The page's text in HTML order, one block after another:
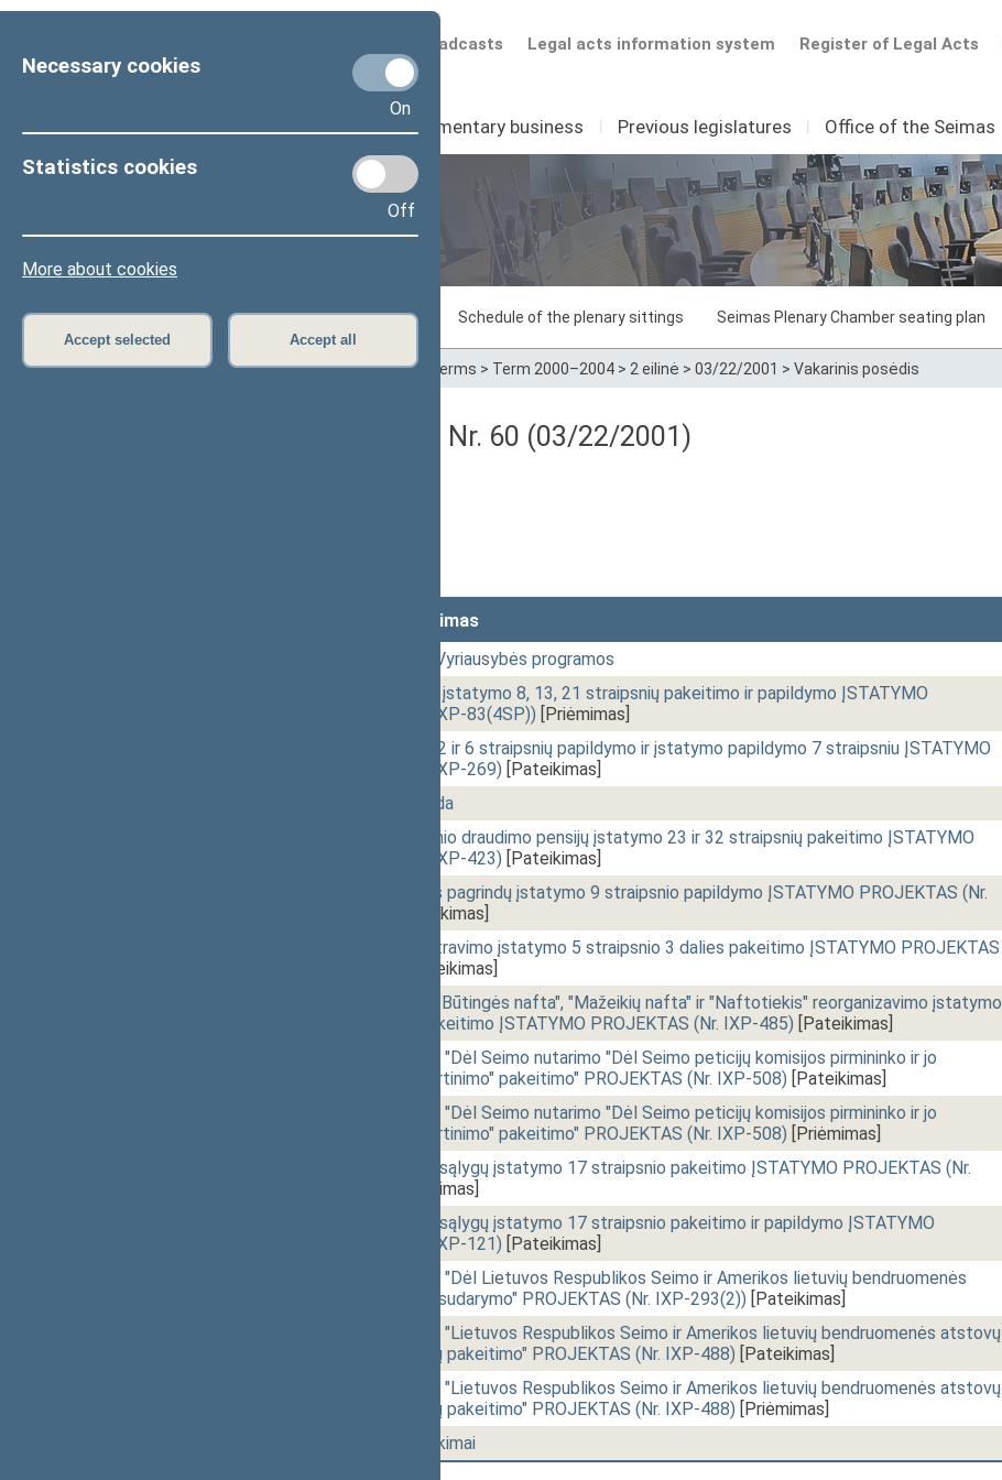
Necessary cookies
On
Statistics cookies
Off
More about cookies
Accept selected Accept all
Register of Legal Acts
Legal acts information system
Scheduled broadcasts
Seimas I Parliamentary business I Previous legislatures I Office of the Seimas
Sitting in progress Plenary sittings Schedule of the plenary sittings Seimas Plenary Chamber seating plan
Home>Plenary sittings>Parliamentary terms > Term 2000–2004 > 2 eilinė > 03/22/2001 > Vakarinis posėdis
Seimo vakarinis posėdis Nr. 60 (03/22/2001)
Svarstytas klausimas
Dėl alternatyvios Vyriausybės programos
Profesinių sąjungų įstatymo 8, 13, 21 straipsnių pakeitimo ir papildymo ĮSTATYMO
PROJEKTAS (Nr. IXP-83(4SP)) [Priėmimas]
Cukraus įstatymo 2 ir 6 straipsnių papildymo ir įstatymo papildymo 7 straipsniu ĮSTATYMO
PROJEKTAS (Nr. IXP-269) [Pateikimas]
Vyriausybės valanda
Valstybinių socialinio draudimo pensijų įstatymo 23 ir 32 straipsnių pakeitimo ĮSTATYMO
PROJEKTAS (Nr. IXP-423) [Pateikimas]
Transporto veiklos pagrindų įstatymo 9 straipsnio papildymo ĮSTATYMO PROJEKTAS (Nr.
[Pateikimas]
Mokesčių administravimo įstatymo 5 straipsnio 3 dalies pakeitimo ĮSTATYMO PROJEKTAS
[Pateikimas]
Akcinių bendrovių "Būtingės nafta", "Mažeikių nafta" ir "Naftotiekis" reorganizavimo įstatymo
3 ir 4 straipsnių pakeitimo ĮSTATYMO PROJEKTAS (Nr. IXP-485) [Pateikimas]
Seimo NUTARIMO "Dėl Seimo nutarimo "Dėl Seimo peticijų komisijos pirmininko ir jo
pavaduotojo patvirtinimo" pakeitimo" PROJEKTAS (Nr. IXP-508) [Pateikimas]
Seimo NUTARIMO "Dėl Seimo nutarimo "Dėl Seimo peticijų komisijos pirmininko ir jo
pavaduotojo patvirtinimo" pakeitimo" PROJEKTAS (Nr. IXP-508) [Priėmimas]
Seimo narių darbo sąlygų įstatymo 17 straipsnio pakeitimo ĮSTATYMO PROJEKTAS (Nr.
[Pateikimas]
Seimo narių darbo sąlygų įstatymo 17 straipsnio pakeitimo ir papildymo ĮSTATYMO
PROJEKTAS (Nr. IXP-121) [Pateikimas]
Seimo NUTARIMO "Dėl Lietuvos Respublikos Seimo ir Amerikos lietuvių bendruomenės
atstovų komisijos sudarymo" PROJEKTAS (Nr. IXP-293(2)) [Pateikimas]
Seimo NUTARIMO "Lietuvos Respublikos Seimo ir Amerikos lietuvių bendruomenės atstovų
komisijos nuostatų pakeitimo" PROJEKTAS (Nr. IXP-488) [Pateikimas]
Seimo NUTARIMO "Lietuvos Respublikos Seimo ir Amerikos lietuvių bendruomenės atstovų
komisijos nuostatų pakeitimo" PROJEKTAS (Nr. IXP-488) [Priėmimas]
Seimo narių pareiškimai